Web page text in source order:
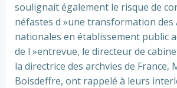
soulignait également le risque de
néfastes d »une transformation des
nationales en établissement public
de l »entrevue, le directeur de
la directrice des archvies de France,
Boisdeffre, ont rappelé à leurs